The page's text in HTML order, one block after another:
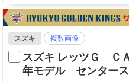
スズキ 複数画像
スズキ レッツＧ Ｃ
年モデル センター